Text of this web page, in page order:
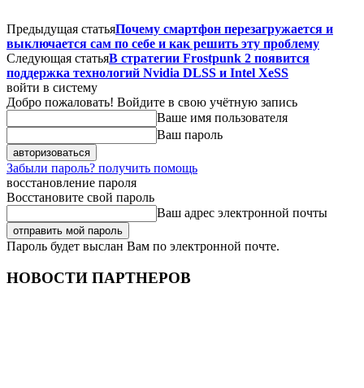
Предыдущая статьяПочему смартфон перезагружается и
выключается сам по себе и как решить эту проблему
Следующая статьяВ стратегии Frostpunk 2 появится
поддержка технологий Nvidia DLSS и Intel XeSS
войти в систему
Добро пожаловать! Войдите в свою учётную запись
Ваше имя пользователя
Ваш пароль
Забыли пароль? получить помощь
восстановление пароля
Восстановите свой пароль
Ваш адрес электронной почты
Пароль будет выслан Вам по электронной почте.
НОВОСТИ ПАРТНЕРОВ